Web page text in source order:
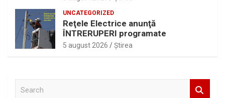
UNCATEGORIZED
Reţele Electrice anunţă
ÎNTRERUPERI programate
5 august 2026 Ştirea